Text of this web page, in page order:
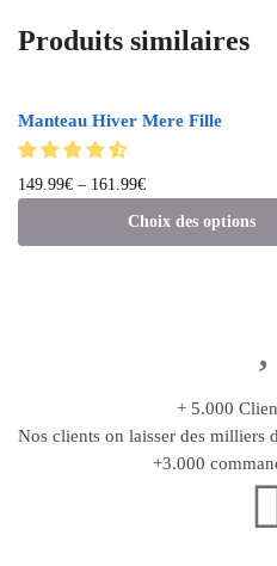
Produits similaires
Manteau Hiver Mere Fille
149.99€ – 161.99€
Choix des options
+ 5.000
Nos clients on laisser des milliers
+3.000